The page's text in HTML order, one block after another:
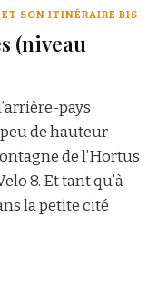
SON ITINÉRAIRE BIS
(niveau
pays
de hauteur
de l’Hortus
8. Et tant qu’à
la petite cité